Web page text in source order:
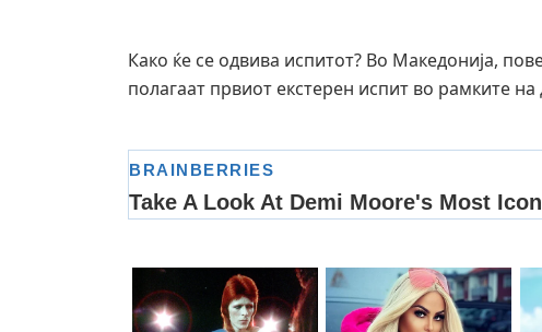
Како ќе се одвива испитот? Во Македонија,
полагаат првиот екстерен испит во рамките